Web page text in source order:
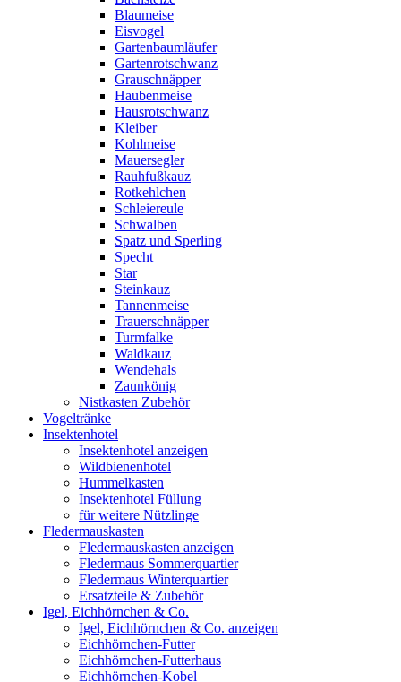
Blaumeise
Eisvogel
Gartenbaumläufer
Gartenrotschwanz
Grauschnäpper
Haubenmeise
Hausrotschwanz
Kleiber
Kohlmeise
Mauersegler
Rauhfußkauz
Rotkehlchen
Schleiereule
Schwalben
Spatz und Sperling
Specht
Star
Steinkauz
Tannenmeise
Trauerschnäpper
Turmfalke
Waldkauz
Wendehals
Zaunkönig
Nistkasten Zubehör
Vogeltränke
Insektenhotel
Insektenhotel anzeigen
Wildbienenhotel
Hummelkasten
Insektenhotel Füllung
für weitere Nützlinge
Fledermauskasten
Fledermauskasten anzeigen
Fledermaus Sommerquartier
Fledermaus Winterquartier
Ersatzteile & Zubehör
Igel, Eichhörnchen & Co.
Igel, Eichhörnchen & Co. anzeigen
Eichhörnchen-Futter
Eichhörnchen-Futterhaus
Eichhörnchen-Kobel